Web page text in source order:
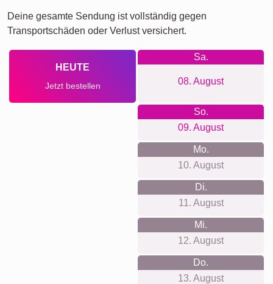
Deine gesamte Sendung ist vollständig gegen
Transportschäden oder Verlust versichert.
HEUTE
Jetzt bestellen
Sa.
08. August
So.
09. August
Mo.
10. August
Di.
11. August
Mi.
12. August
Do.
13. August